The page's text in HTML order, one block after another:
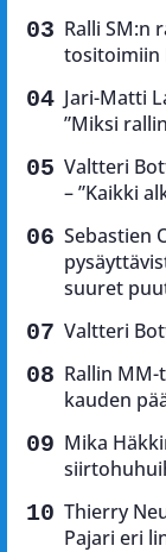
Ralli SM:n
tositoimiin
Jari-Matti
”Miksi
Valtteri
– ”Kaikki
Sebastien
suuret
Valtteri
Rallin
kauden
Mika
Thierry
Pajari eri